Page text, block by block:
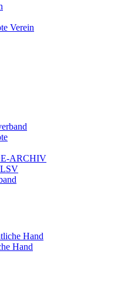
Verein
ARCHIV
Hand
Hand